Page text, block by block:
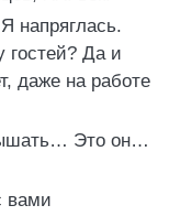
напряглась.
гостей? Да и
даже на работе
Это он…
вами